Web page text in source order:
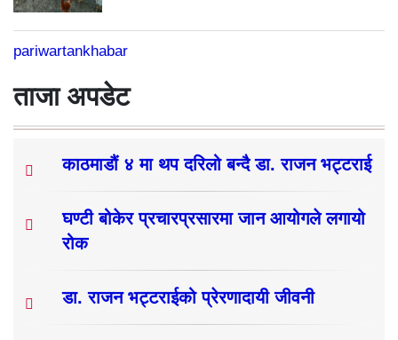
pariwartankhabar
ताजा अपडेट
काठमाडौं ४ मा थप दरिलो बन्दै डा. राजन भट्टराई
घण्टी बोकेर प्रचारप्रसारमा जान आयोगले लगायो
रोक
डा. राजन भट्टराईको प्रेरणादायी जीवनी